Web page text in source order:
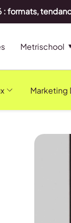
: formats,
Metrischool
Marketing